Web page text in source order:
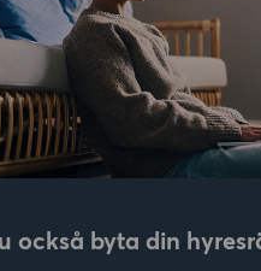
också byta din